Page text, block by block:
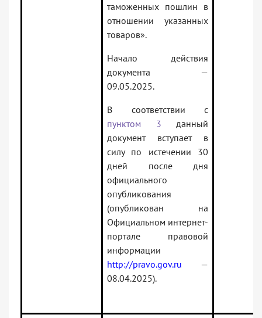
таможенных пошлин в
отношении указанных
товаров».
Начало действия
документа —
09.05.2025.
В соответствии с
пунктом 3 данный
документ вступает в
силу по истечении 30
дней после дня
официального
опубликования
(опубликован на
Официальном интернет-
портале правовой
информации
http://pravo.gov.ru —
08.04.2025).